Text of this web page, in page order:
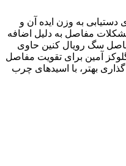
به وزن ایده آن و
مفاصل به دلیل اضافه
سگ رویال کنین حاوی
آمین برای تقویت مفاصل
بهتر، با اسیدهای چرب